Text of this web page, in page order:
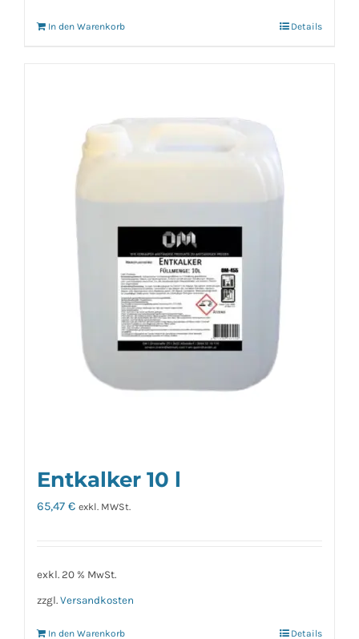
In den Warenkorb Details
Entkalker 10 l
65,47 € exkl. MWSt.
exkl. 20 % MwSt.
zzgl. Versandkosten
In den Warenkorb Details